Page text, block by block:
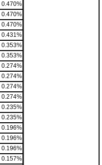
0.470%
0.470%
0.470%
0.431%
0.353%
0.353%
0.274%
0.274%
0.274%
0.274%
0.235%
0.235%
0.196%
0.196%
0.196%
0.157%